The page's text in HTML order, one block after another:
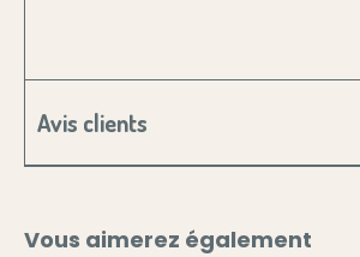
Avis clients
Vous aimerez également